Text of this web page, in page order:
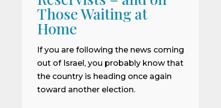
Those Waiting at
Home
If you are following the news coming
out of Israel, you probably know that
the country is heading once again
toward another election.